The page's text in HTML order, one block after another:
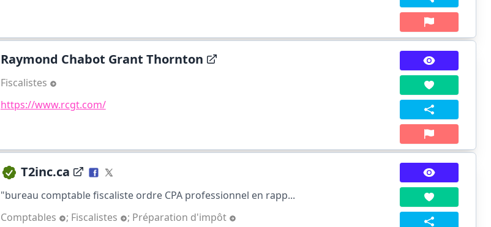
Raymond Chabot Grant Thornton
Fiscalistes
https://www.rcgt.com/
T2inc.ca
"bureau comptable fiscaliste ordre CPA professionnel en rapp...
Comptables
; Fiscalistes ; Préparation d'impôt